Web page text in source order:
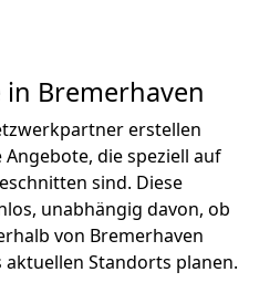
in Bremerhaven
erstellen
die speziell auf
sind. Diese
unabhängig davon, ob
von Bremerhaven
Standorts planen.